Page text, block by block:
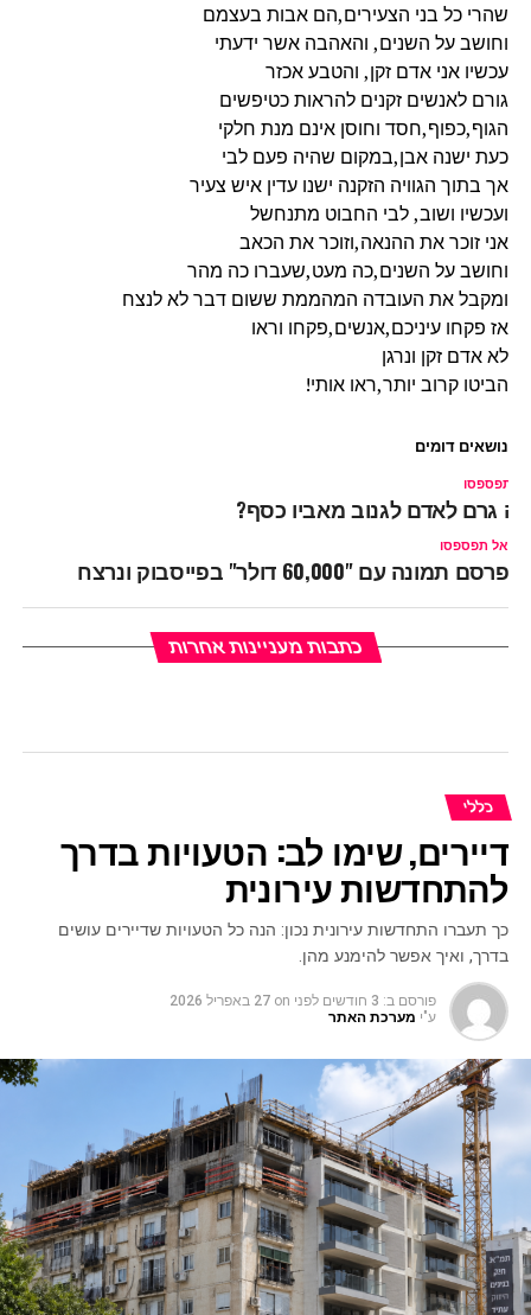
שהרי כל בני הצעירים,הם אבות בעצמם
וחושב על השנים, והאהבה אשר ידעתי
עכשיו אני אדם זקן, והטבע אכזר
גורם לאנשים זקנים להראות כטיפשים
הגוף,כפוף,חסד וחוסן אינם מנת חלקי
כעת ישנה אבן,במקום שהיה פעם לבי
אך בתוך הגוויה הזקנה ישנו עדין איש צעיר
ועכשיו ושוב, לבי החבוט מתנחשל
אני זוכר את ההנאה,וזוכר את הכאב
וחושב על השנים,כה מעט,שעברו כה מהר
ומקבל את העובדה המהממת ששום דבר לא לנצח
אז פקחו עיניכם,אנשים,פקחו וראו
לא אדם זקן ונרגן
הביטו קרוב יותר,ראו אותי!
נושאים דומים
תפספסו
גרם לאדם לגנוב מאביו כסף?
אל תפספסו
פרסם תמונה עם "60,000 דולר" בפייסבוק ונרצח
כתבות מעניינות אחרות
כללי
דיירים, שימו לב: הטעויות בדרך
להתחדשות עירונית
כך תעברו התחדשות עירונית נכון: הנה כל הטעויות שדיירים עושים
בדרך, ואיך אפשר להימנע מהן.
פורסם ב: 3 חודשים לפני on 27 באפריל 2026
ע"י מערכת האתר